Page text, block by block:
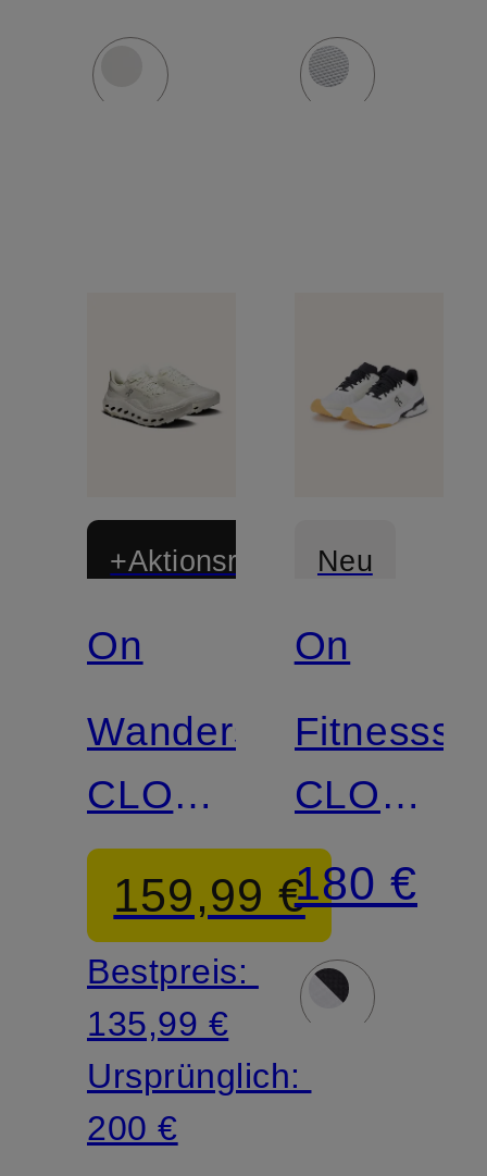
+Aktionsrabatt
On
Wanderschuhe
CLOUDHORIZON
2
WATERPROOF
159,99 €
Bestpreis:
135,99 €
Ursprünglich:
200 €
Neu
On
PRO
180 €